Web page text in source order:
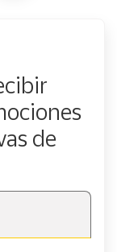
de